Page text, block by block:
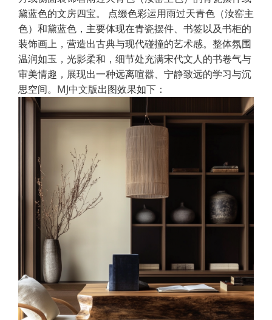
黛蓝色的文房四宝。 点缀色彩运用雨过天青色（汝窑主
色）和黛蓝色，主要体现在青瓷摆件、书签以及书柜的
装饰画上，营造出古典与现代碰撞的艺术感。整体氛围
温润如玉，光影柔和，细节处充满宋代文人的书卷气与
审美情趣，展现出一种远离喧嚣、宁静致远的学习与沉
思空间。 MJ中文版出图效果如下：